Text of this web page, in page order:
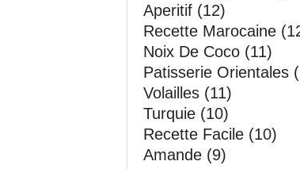
Aperitif (12)
Recette Marocaine
Noix De Coco (11)
Patisserie Orientales
Volailles (11)
Turquie (10)
Recette Facile (10)
Amande (9)